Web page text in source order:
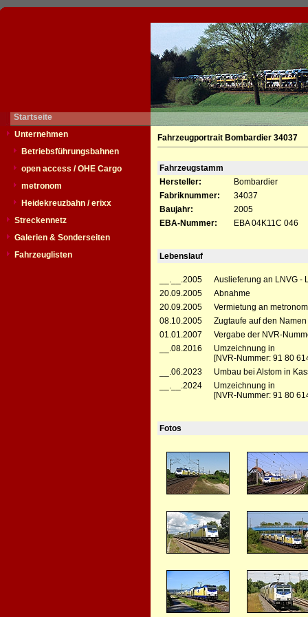
Startseite
Unternehmen
Betriebsführungsbahnen
open access / OHE Cargo
metronom
Heidekreuzbahn / erixx
Streckennetz
Galerien & Sonderseiten
Fahrzeuglisten
Fahrzeugportrait Bombardier 34037
Fahrzeugstamm
Hersteller:
Bombardier
Fabriknummer:
34037
Baujahr:
2005
EBA-Nummer:
EBA 04K11C 046
Lebenslauf
__.__.2005
Auslieferung an LNVG -
20.09.2005
Abnahme
20.09.2005
Vermietung an
08.10.2005
Zugtaufe auf den
01.01.2007
Vergabe der NVR-
__.08.2016
Umzeichnung in
[NVR-Nummer: 91 80
__.06.2023
Umbau bei Alstom in
__.__.2024
Umzeichnung in
[NVR-Nummer: 91 80
Fotos